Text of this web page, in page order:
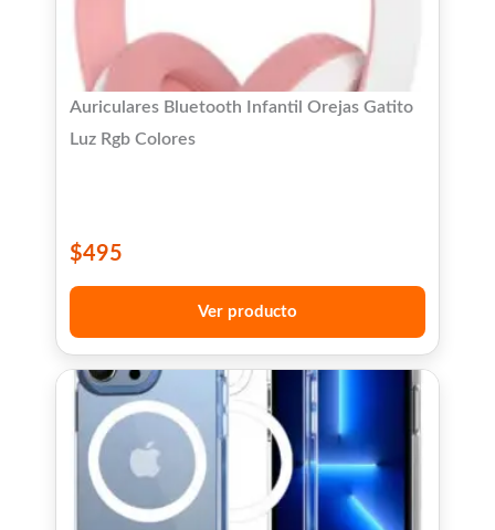
Auriculares Bluetooth Infantil Orejas Gatito
Luz Rgb Colores
$495
Ver producto